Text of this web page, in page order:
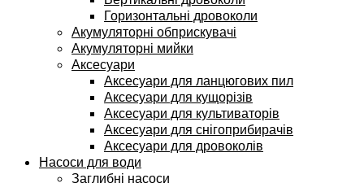
Горизонтальні дровоколи
Акумуляторні обприскувачі
Акумуляторні мийки
Аксесуари
Аксесуари для ланцюгових пил
Аксесуари для кущорізів
Аксесуари для культиваторів
Аксесуари для снігоприбирачів
Аксесуари для дровоколів
Насоси для води
Заглибні насоси